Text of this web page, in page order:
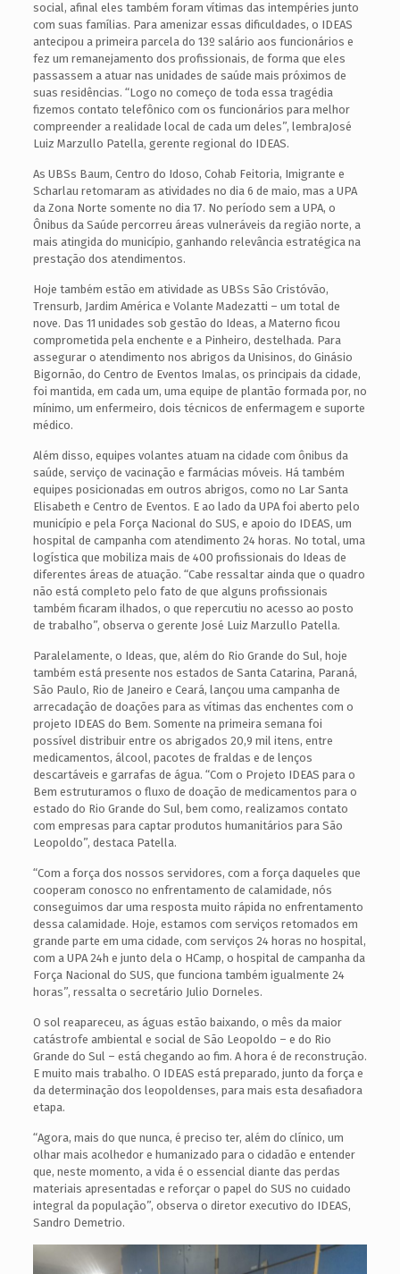
social, afinal eles também foram vítimas das intempéries junto
com suas famílias. Para amenizar essas dificuldades, o IDEAS
antecipou a primeira parcela do 13º salário aos funcionários e
fez um remanejamento dos profissionais, de forma que eles
passassem a atuar nas unidades de saúde mais próximos de
suas residências. “Logo no começo de toda essa tragédia
fizemos contato telefônico com os funcionários para melhor
compreender a realidade local de cada um deles”, lembraJosé
Luiz Marzullo Patella, gerente regional do IDEAS.
As UBSs Baum, Centro do Idoso, Cohab Feitoria, Imigrante e
Scharlau retomaram as atividades no dia 6 de maio, mas a UPA
da Zona Norte somente no dia 17. No período sem a UPA, o
Ônibus da Saúde percorreu áreas vulneráveis da região norte, a
mais atingida do município, ganhando relevância estratégica na
prestação dos atendimentos.
Hoje também estão em atividade as UBSs São Cristóvão,
Trensurb, Jardim América e Volante Madezatti – um total de
nove. Das 11 unidades sob gestão do Ideas, a Materno ficou
comprometida pela enchente e a Pinheiro, destelhada. Para
assegurar o atendimento nos abrigos da Unisinos, do Ginásio
Bigornão, do Centro de Eventos Imalas, os principais da cidade,
foi mantida, em cada um, uma equipe de plantão formada por, no
mínimo, um enfermeiro, dois técnicos de enfermagem e suporte
médico.
Além disso, equipes volantes atuam na cidade com ônibus da
saúde, serviço de vacinação e farmácias móveis. Há também
equipes posicionadas em outros abrigos, como no Lar Santa
Elisabeth e Centro de Eventos. E ao lado da UPA foi aberto pelo
município e pela Força Nacional do SUS, e apoio do IDEAS, um
hospital de campanha com atendimento 24 horas. No total, uma
logística que mobiliza mais de 400 profissionais do Ideas de
diferentes áreas de atuação. “Cabe ressaltar ainda que o quadro
não está completo pelo fato de que alguns profissionais
também ficaram ilhados, o que repercutiu no acesso ao posto
de trabalho”, observa o gerente José Luiz Marzullo Patella.
Paralelamente, o Ideas, que, além do Rio Grande do Sul, hoje
também está presente nos estados de Santa Catarina, Paraná,
São Paulo, Rio de Janeiro e Ceará, lançou uma campanha de
arrecadação de doações para as vítimas das enchentes com o
projeto IDEAS do Bem. Somente na primeira semana foi
possível distribuir entre os abrigados 20,9 mil itens, entre
medicamentos, álcool, pacotes de fraldas e de lenços
descartáveis e garrafas de água. “Com o Projeto IDEAS para o
Bem estruturamos o fluxo de doação de medicamentos para o
estado do Rio Grande do Sul, bem como, realizamos contato
com empresas para captar produtos humanitários para São
Leopoldo”, destaca Patella.
“Com a força dos nossos servidores, com a força daqueles que
cooperam conosco no enfrentamento de calamidade, nós
conseguimos dar uma resposta muito rápida no enfrentamento
dessa calamidade. Hoje, estamos com serviços retomados em
grande parte em uma cidade, com serviços 24 horas no hospital,
com a UPA 24h e junto dela o HCamp, o hospital de campanha da
Força Nacional do SUS, que funciona também igualmente 24
horas”, ressalta o secretário Julio Dorneles.
O sol reapareceu, as águas estão baixando, o mês da maior
catástrofe ambiental e social de São Leopoldo – e do Rio
Grande do Sul – está chegando ao fim. A hora é de reconstrução.
E muito mais trabalho. O IDEAS está preparado, junto da força e
da determinação dos leopoldenses, para mais esta desafiadora
etapa.
“Agora, mais do que nunca, é preciso ter, além do clínico, um
olhar mais acolhedor e humanizado para o cidadão e entender
que, neste momento, a vida é o essencial diante das perdas
materiais apresentadas e reforçar o papel do SUS no cuidado
integral da população”, observa o diretor executivo do IDEAS,
Sandro Demetrio.